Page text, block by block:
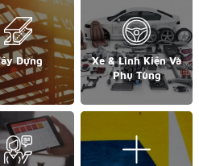
Dựng
Xe & Linh Kiện Và
Phụ Tùng